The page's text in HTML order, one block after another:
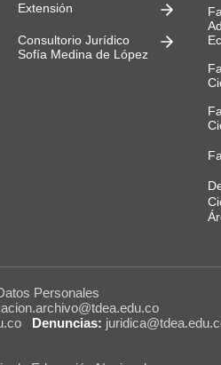
Extensión
Consultorio Jurídico
Sofía Medina de López
Personales
Denuncias: